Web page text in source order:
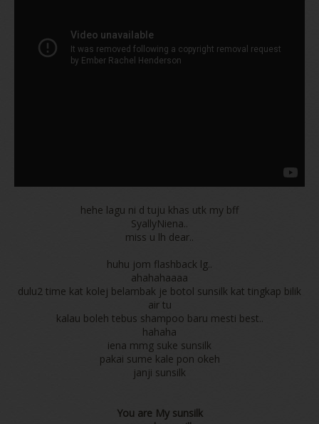
hehe lagu ni d tuju khas utk my bff
SyallyNiena..
miss u lh dear..
huhu jom flashback lg..
ahahahaaaa
dulu2 time kat kolej belambak je botol sunsilk kat tingkap bilik
air tu
kalau boleh tebus shampoo baru mesti best..
hahaha
iena mmg suke sunsilk
pakai sume kale pon okeh
janji sunsilk
You are My sunsilk